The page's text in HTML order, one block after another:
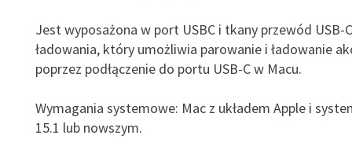
Jest wyposażona w port USBC i tkany przewód USB-
ładowania, który umożliwia parowanie i ładowanie
poprzez podłączenie do portu USB-C w Macu.
Wymagania systemowe: Mac z układem Apple i
15.1 lub nowszym.